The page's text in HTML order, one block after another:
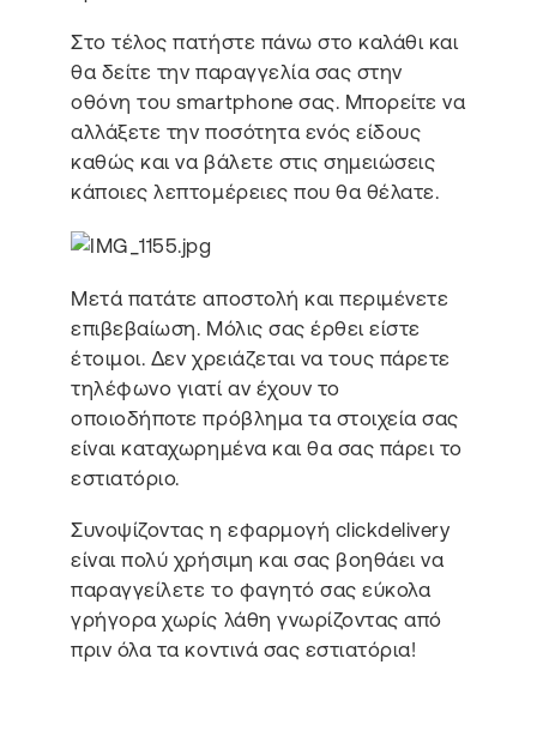
Στο τέλος πατήστε πάνω στο καλάθι και
θα δείτε την παραγγελία σας στην
οθόνη του smartphone σας. Μπορείτε να
αλλάξετε την ποσότητα ενός είδους
καθώς και να βάλετε στις σημειώσεις
κάποιες λεπτομέρειες που θα θέλατε.
Μετά πατάτε αποστολή και περιμένετε
επιβεβαίωση. Μόλις σας έρθει είστε
έτοιμοι. Δεν χρειάζεται να τους πάρετε
τηλέφωνο γιατί αν έχουν το
οποιοδήποτε πρόβλημα τα στοιχεία σας
είναι καταχωρημένα και θα σας πάρει το
εστιατόριο.
Συνοψίζοντας η εφαρμογή clickdelivery
είναι πολύ χρήσιμη και σας βοηθάει να
παραγγείλετε το φαγητό σας εύκολα
γρήγορα χωρίς λάθη γνωρίζοντας από
πριν όλα τα κοντινά σας εστιατόρια!